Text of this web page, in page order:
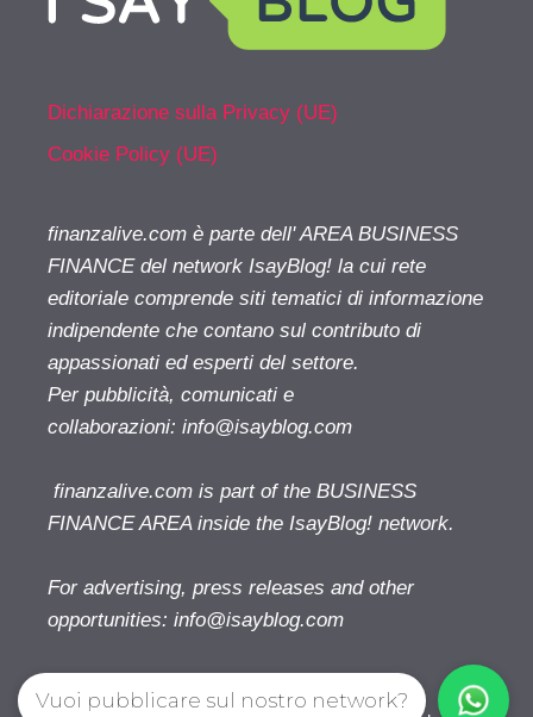
Dichiarazione sulla Privacy (UE)
Cookie Policy (UE)
finanzalive.com è parte dell' AREA BUSINESS
FINANCE del network IsayBlog! la cui rete
editoriale comprende siti tematici di informazione
indipendente che contano sul contributo di
appassionati ed esperti del settore.
Per pubblicità, comunicati e
collaborazioni: info@isayblog.com
finanzalive.com is part of the BUSINESS
FINANCE AREA inside the IsayBlog! network.
For advertising, press releases and other
opportunities: info@isayblog.com
Vuoi pubblicare sul nostro network?